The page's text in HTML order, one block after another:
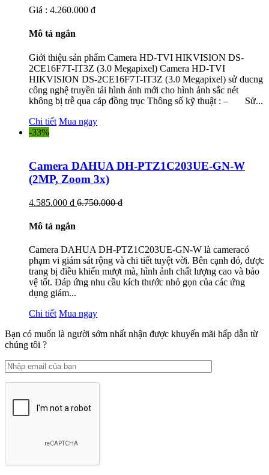
Giá : 4.260.000 đ
Mô tả ngắn
Giới thiệu sản phẩm Camera HD-TVI HIKVISION DS-
2CE16F7T-IT3Z (3.0 Megapixel) Camera HD-TVI
HIKVISION DS-2CE16F7T-IT3Z (3.0 Megapixel) sử ducng
công nghệ truyền tải hình ảnh mới cho hình ảnh sắc nét
không bị trễ qua cáp đồng trục Thông số kỹ thuật : – Sử...
Chi tiết Mua ngay
-33%
Camera DAHUA DH-PTZ1C203UE-GN-W
(2MP, Zoom 3x)
4.585.000 đ 6.750.000 đ
Mô tả ngắn
Camera DAHUA DH-PTZ1C203UE-GN-W là cameracó
phạm vi giám sát rộng và chi tiết tuyệt vời. Bên cạnh đó, được
trang bị điều khiển mượt mà, hình ảnh chất lượng cao và bảo
vệ tốt. Đáp ứng nhu cầu kích thước nhỏ gọn của các ứng
dụng giám...
Chi tiết Mua ngay
Bạn có muốn là người sớm nhất nhận được khuyến mãi hấp dẫn từ
chúng tôi ?